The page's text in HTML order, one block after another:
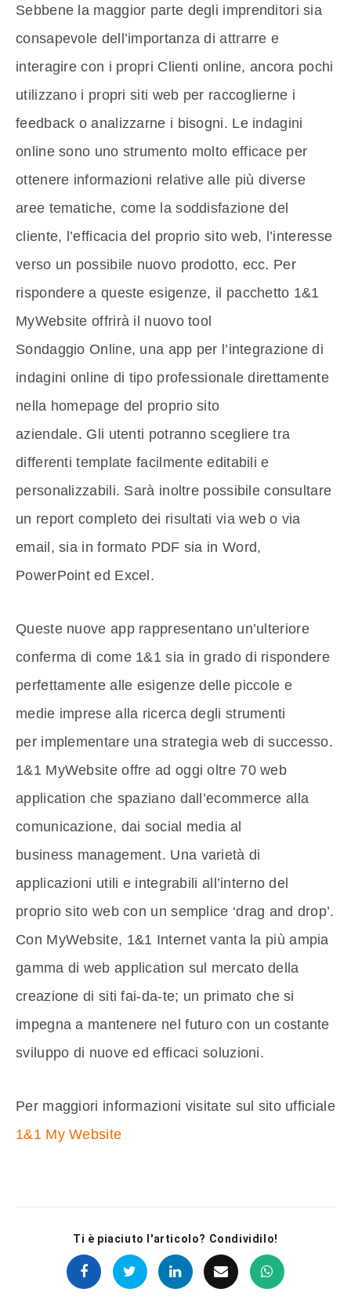
Sebbene la maggior parte degli imprenditori sia
consapevole dell’importanza di attrarre e
interagire con i propri Clienti online, ancora pochi
utilizzano i propri siti web per raccoglierne i
feedback o analizzarne i bisogni. Le indagini
online sono uno strumento molto efficace per
ottenere informazioni relative alle più diverse
aree tematiche, come la soddisfazione del
cliente, l’efficacia del proprio sito web, l’interesse
verso un possibile nuovo prodotto, ecc. Per
rispondere a queste esigenze, il pacchetto 1&1
MyWebsite offrirà il nuovo tool
Sondaggio Online, una app per l’integrazione di
indagini online di tipo professionale direttamente
nella homepage del proprio sito
aziendale. Gli utenti potranno scegliere tra
differenti template facilmente editabili e
personalizzabili. Sarà inoltre possibile consultare
un report completo dei risultati via web o via
email, sia in formato PDF sia in Word,
PowerPoint ed Excel.
Queste nuove app rappresentano un’ulteriore
conferma di come 1&1 sia in grado di rispondere
perfettamente alle esigenze delle piccole e
medie imprese alla ricerca degli strumenti
per implementare una strategia web di successo.
1&1 MyWebsite offre ad oggi oltre 70 web
application che spaziano dall’ecommerce alla
comunicazione, dai social media al
business management. Una varietà di
applicazioni utili e integrabili all’interno del
proprio sito web con un semplice ‘drag and drop’.
Con MyWebsite, 1&1 Internet vanta la più ampia
gamma di web application sul mercato della
creazione di siti fai-da-te; un primato che si
impegna a mantenere nel futuro con un costante
sviluppo di nuove ed efficaci soluzioni.
Per maggiori informazioni visitate sul sito ufficiale
1&1 My Website
Ti è piaciuto l'articolo? Condividilo!